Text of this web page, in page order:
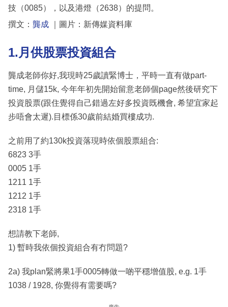
技（0085），以及港燈（2638）的提問。
撰文： 龔成 ｜圖片：新傳媒資料庫
1.月供股票投資組合
龔成老師你好,我現時25歲讀緊博士，平時一直有做part-
time, 月儲15k, 今年年初先開始留意老師個page然後研究下
投資股票(跟住覺得自己錯過左好多投資既機會, 希望宜家起
步唔會太遲).目標係30歲前結婚買樓成功.
之前用了約130k投資落現時依個股票組合:
6823 3手
0005 1手
1211 1手
1212 1手
2318 1手
想請教下老師,
1) 暫時我依個投資組合有冇問題?
2a) 我plan緊將果1手0005轉做一啲平穩增值股, e.g. 1手
1038 / 1928, 你覺得有需要嗎?